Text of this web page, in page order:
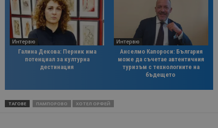
Интервю
Галина Декова: Перник има
потенциал за културна
дестинация
Интервю
Анселмо Капороси: България
може да съчетае автентичния
туризъм с технологиите на
бъдещето
ТАГОВЕ ПАМПОРОВО ХОТЕЛ ОРФЕЙ